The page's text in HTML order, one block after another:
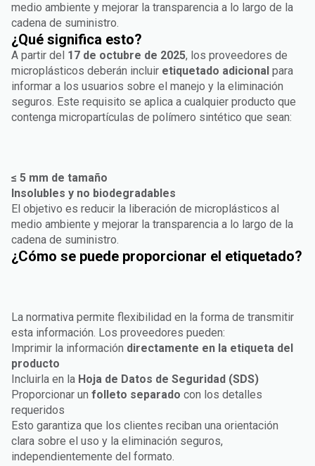
medio ambiente y mejorar la transparencia a lo largo de la
cadena de suministro.
¿Qué significa esto?
A partir del 17 de octubre de 2025, los proveedores de
microplásticos deberán incluir etiquetado adicional para
informar a los usuarios sobre el manejo y la eliminación
seguros. Este requisito se aplica a cualquier producto que
contenga micropartículas de polímero sintético que sean:
≤ 5 mm de tamaño
Insolubles y no biodegradables
El objetivo es reducir la liberación de microplásticos al
medio ambiente y mejorar la transparencia a lo largo de la
cadena de suministro.
¿Cómo se puede proporcionar el etiquetado?
La normativa permite flexibilidad en la forma de transmitir
esta información. Los proveedores pueden:
Imprimir la información directamente en la etiqueta del
producto
Incluirla en la Hoja de Datos de Seguridad (SDS)
Proporcionar un folleto separado con los detalles
requeridos
Esto garantiza que los clientes reciban una orientación
clara sobre el uso y la eliminación seguros,
independientemente del formato.